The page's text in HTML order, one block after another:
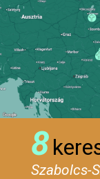
8
Szabolcs-